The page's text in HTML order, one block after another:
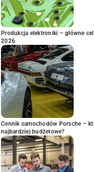
Produkcja elektroniki – główne
2026
Cennik samochodów Porsche –
najbardziej budżetowe?